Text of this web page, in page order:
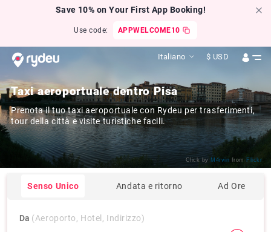
Save 10% on Your First App Booking!
Use code: APPWELCOME10
Italiano $ USD
Taxi aeroportuale dentro Pisa
Prenota il tuo taxi aeroportuale con Rydeu per trasferimenti,
tour della città e visite turistiche facili.
Click by M4rvin from Flickr
Senso Unico Andata e ritorno Ad Ore
Da (Aeroporto, Hotel, Indirizzo)